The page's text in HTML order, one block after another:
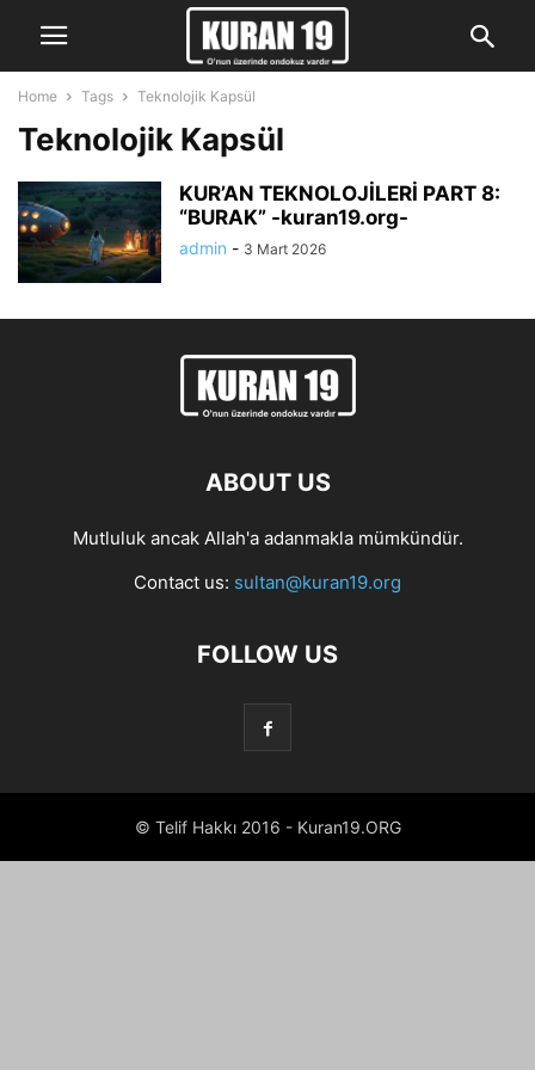
Home Tags Teknolojik Kapsül
Teknolojik Kapsül
KUR’AN TEKNOLOJİLERİ PART 8:
“BURAK” -kuran19.org-
admin - 3 Mart 2026
ABOUT US
Mutluluk ancak Allah'a adanmakla mümkündür.
Contact us: sultan@kuran19.org
FOLLOW US
© Telif Hakkı 2016 - Kuran19.ORG